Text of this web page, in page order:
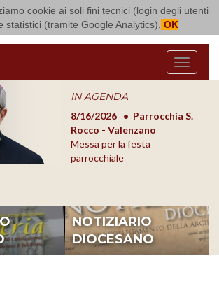
cookie ai soli fini tecnici (login degli utenti
statistici (tramite Google Analytics). OK
di Bari Bitonto
Menu
IN AGENDA
Conversano
8/16/2026
Parrocchia S.
Rocco - Valenzano
Messa per la festa
parrocchiale
NOTIZIARIO
DIOCESANO